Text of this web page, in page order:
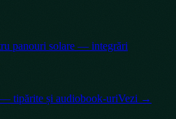
panouri solare — integrări
tipărite și audiobook-uriVezi →